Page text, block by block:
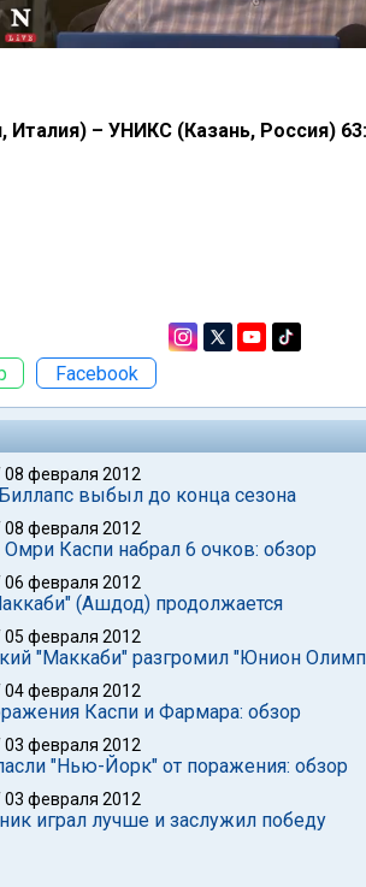
– УНИКС (Казань, Россия)
Facebook
08 февраля 2012
выбыл до конца сезона
08 февраля 2012
Каспи набрал 6 очков: обзор
06 февраля 2012
(Ашдод) продолжается
05 февраля 2012
"Маккаби" разгромил "Юнион
04 февраля 2012
Каспи и Фармара: обзор
03 февраля 2012
"Нью-Йорк" от поражения: обзор
03 февраля 2012
играл лучше и заслужил победу